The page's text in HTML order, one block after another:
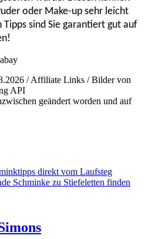
oder Make-up sehr leicht
sind Sie garantiert gut auf
/ Affiliate Links / Bilder von
API
geändert worden und auf
direkt vom Laufsteg
Schminke zu Stiefeletten finden